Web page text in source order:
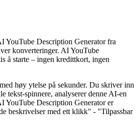
YouTube Description Generator fra
konverteringer. AI YouTube
å starte – ingen kredittkort, ingen
høy ytelse på sekunder. Du skriver inn
tekst-spinnere, analyserer denne AI-en
YouTube Description Generator er
beskrivelser med ett klikk" - "Tilpassbar